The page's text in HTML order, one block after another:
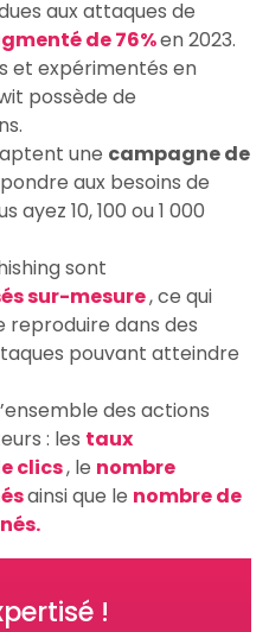
aux attaques de
de 76%en 2023.
et expérimentés en
possède de
une campagne de
aux besoins de
10, 100 ou 1 000
sont
sur-mesure, ce qui
reproduire dans des
pouvant atteindre
des actions
: les taux
clics, le nombre
ainsi que le nombre de
!